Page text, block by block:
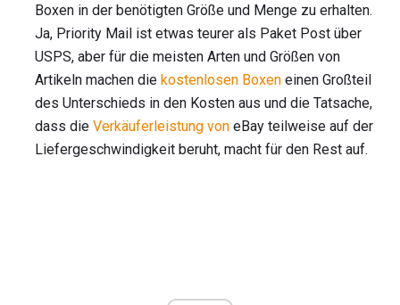
Boxen in der benötigten Größe und Menge zu erhalten.
Ja, Priority Mail ist etwas teurer als Paket Post über
USPS, aber für die meisten Arten und Größen von
Artikeln machen die kostenlosen Boxen einen Großteil
des Unterschieds in den Kosten aus und die Tatsache,
dass die Verkäuferleistung von eBay teilweise auf der
Liefergeschwindigkeit beruht, macht für den Rest auf.